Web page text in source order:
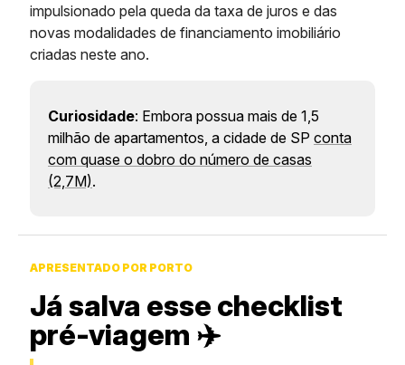
impulsionado pela queda da taxa de juros e das
novas modalidades de financiamento imobiliário
criadas neste ano.
Curiosidade: Embora possua mais de 1,5
milhão de apartamentos, a cidade de SP conta
com quase o dobro do número de casas
(2,7M).
APRESENTADO POR PORTO
Já salva esse checklist
pré-viagem ✈️